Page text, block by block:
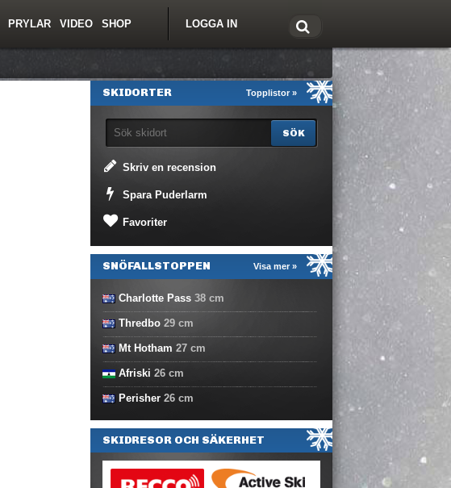
LOGGA IN
PRYLAR VIDEO SHOP
Topplistor »
SKIDORTER
Skriv en recension
Spara Puderlarm
Favoriter
Visa mer »
SNÖFALLSTOPPEN
Charlotte Pass 38 cm
Thredbo 29 cm
Mt Hotham 27 cm
Afriski 26 cm
Perisher 26 cm
SKIDRESOR OCH SÄKERHET